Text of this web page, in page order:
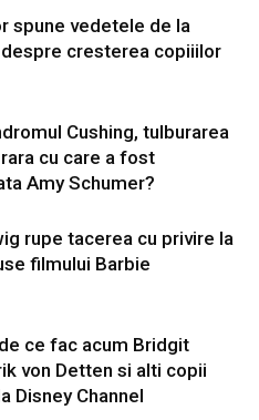
spune vedetele de la
cresterea copiiilor
Cushing, tulburarea
cu care a fost
Amy Schumer?
rupe tacerea cu privire la
filmului Barbie
ce fac acum Bridgit
von Detten si alti copii
Disney Channel